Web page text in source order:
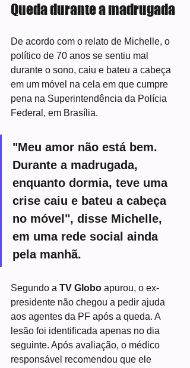
Queda durante a madrugada
De acordo com o relato de Michelle, o
político de 70 anos se sentiu mal
durante o sono, caiu e bateu a cabeça
em um móvel na cela em que cumpre
pena na Superintendência da Polícia
Federal, em Brasília.
"Meu amor não está bem.
Durante a madrugada,
enquanto dormia, teve uma
crise caiu e bateu a cabeça
no móvel", disse Michelle,
em uma rede social ainda
pela manhã.
Segundo a TV Globo apurou, o ex-
presidente não chegou a pedir ajuda
aos agentes da PF após a queda. A
lesão foi identificada apenas no dia
seguinte. Após avaliação, o médico
responsável recomendou que ele